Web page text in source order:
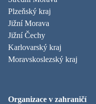
Plzeňský kraj
Jižní Morava
Jižní Čechy
Karlovarský kraj
Moravskoslezský kraj
Organizace v zahraničí